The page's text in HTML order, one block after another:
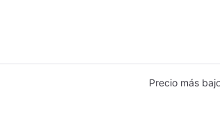
Precio más